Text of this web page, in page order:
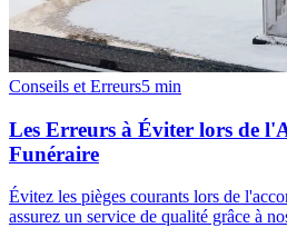
Conseils et Erreurs5 min
Les Erreurs à Éviter lors de
Funéraire
Évitez les pièges courants lors de
assurez un service de qualité grâce à